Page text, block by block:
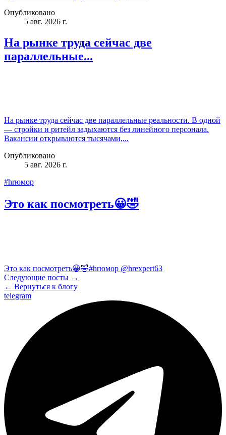
Опубликовано
5 авг. 2026 г.
На рынке труда сейчас две
параллельные...
На рынке труда сейчас две параллельные реальности. В одной
— стройки и ритейл задыхаются без линейного персонала.
Вакансии открываются тысячами,...
Опубликовано
5 авг. 2026 г.
#hrюмор
Это как посмотреть😀🤣
Это как посмотреть😀🤣#hrюмор @hrexpert63
Следующие посты →
← Вернуться к блогу
telegram